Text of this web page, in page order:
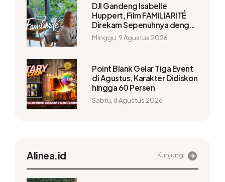
DJI Gandeng Isabelle
Huppert, Film FAMILIARITÉ
Direkam Sepenuhnya dengan
Osmo Pocket 4P
Minggu, 9 Agustus 2026
Point Blank Gelar Tiga Event
di Agustus, Karakter Didiskon
hingga 60 Persen
Sabtu, 8 Agustus 2026
Alinea.id Kunjungi